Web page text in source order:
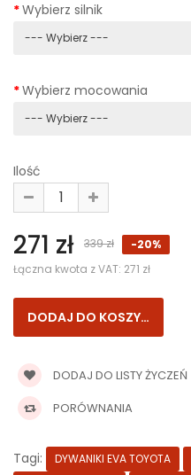
Wybierz silnik
Wybierz mocowania
Ilość
271 zł 339 zł
-20%
Łączna kwota z VAT: 271 zł
DODAJ DO LISTY ŻYCZEŃ
PORÓWNANIA
Tagi: DYWANIKI EVA TOYOTA